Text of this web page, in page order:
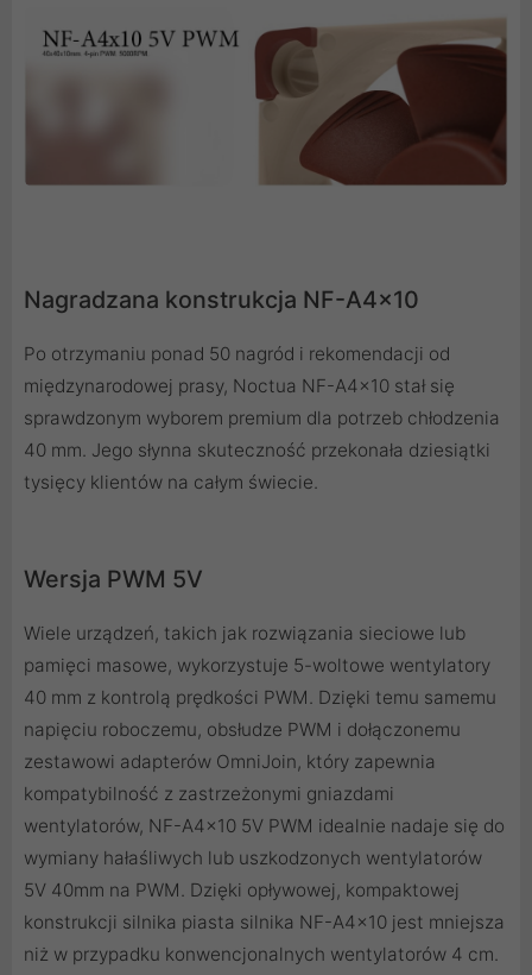
Nagradzana konstrukcja NF-A4x10
Po otrzymaniu ponad 50 nagród i rekomendacji od
międzynarodowej prasy, Noctua NF-A4x10 stał się
sprawdzonym wyborem premium dla potrzeb chłodzenia
40 mm. Jego słynna skuteczność przekonała dziesiątki
tysięcy klientów na całym świecie.
Wersja PWM 5V
Wiele urządzeń, takich jak rozwiązania sieciowe lub
pamięci masowe, wykorzystuje 5-woltowe wentylatory
40 mm z kontrolą prędkości PWM. Dzięki temu samemu
napięciu roboczemu, obsłudze PWM i dołączonemu
zestawowi adapterów OmniJoin, który zapewnia
kompatybilność z zastrzeżonymi gniazdami
wentylatorów, NF-A4x10 5V PWM idealnie nadaje się do
wymiany hałaśliwych lub uszkodzonych wentylatorów
5V 40mm na PWM. Dzięki opływowej, kompaktowej
konstrukcji silnika piasta silnika NF-A4x10 jest mniejsza
niż w przypadku konwencjonalnych wentylatorów 4 cm.